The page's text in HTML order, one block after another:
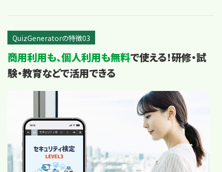
QuizGeneratorの特徴03
商用利用も、個人利用も無料で使える！研修・試
験・教育などで活用できる